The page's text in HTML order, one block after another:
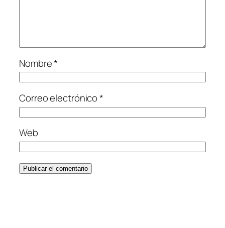
Nombre*
Correo electrónico*
Web